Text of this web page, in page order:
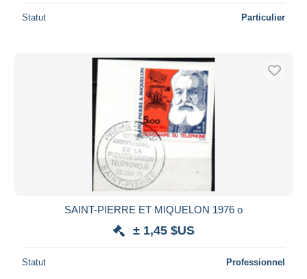
Statut Particulier
SAINT-PIERRE ET MIQUELON 1976 o
± 1,45 $US
Statut Professionnel